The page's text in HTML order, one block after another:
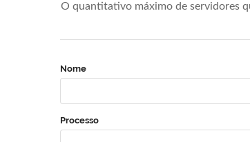
O quantitativo máximo de servidores
Nome
Processo